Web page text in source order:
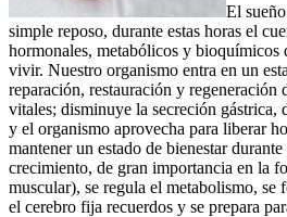
El
simple reposo, durante estas horas el
hormonales, metabólicos y bioquímicos
vivir. Nuestro organismo entra en un
reparación, restauración y regeneración
vitales; disminuye la secreción gástrica,
y el organismo aprovecha para liberar
mantener un estado de bienestar
crecimiento, de gran importancia en la
muscular), se regula el metabolismo, se
el cerebro fija recuerdos y se prepara